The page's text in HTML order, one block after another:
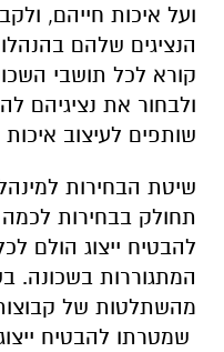
ועל איכות חייהם,
הנציגים שלהם
קורא לכל תושבי
ולבחור את נציגיהם
שותפים לעיצוב איכות
שיטת הבחירות
תחולק בבחירות לכמה
להבטיח ייצוג הולם
המתגוררות בשכונה.
שמטרתו להבטיח